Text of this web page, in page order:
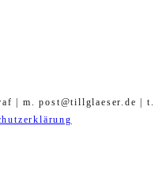
| m. post@tillglaeser.de | t.